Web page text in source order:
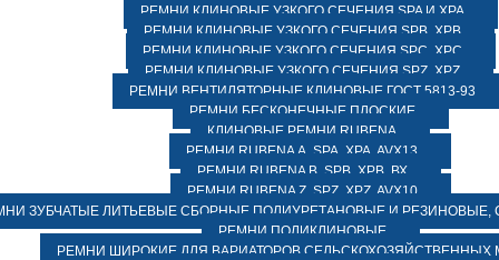
РЕМНИ КЛИНОВЫЕ УЗКОГО СЕЧЕНИЯ SPA И XPA
РЕМНИ КЛИНОВЫЕ УЗКОГО СЕЧЕНИЯ SPB, XPB
РЕМНИ КЛИНОВЫЕ УЗКОГО СЕЧЕНИЯ SPC, XPC
РЕМНИ КЛИНОВЫЕ УЗКОГО СЕЧЕНИЯ SPZ, XPZ
РЕМНИ ВЕНТИЛЯТОРНЫЕ КЛИНОВЫЕ ГОСТ 5813-93
РЕМНИ БЕСКОНЕЧНЫЕ ПЛОСКИЕ
КЛИНОВЫЕ РЕМНИ RUBENA
РЕМНИ RUBENA А, SPA, XPA, AVX13
РЕМНИ RUBENA В, SPВ, ХPВ, ВХ
РЕМНИ RUBENA Z, SPZ, XPZ, AVX10
ЗУБЧАТЫЕ ЛИТЬЕВЫЕ СБОРНЫЕ ПОЛИУРЕТАНОВЫЕ И РЕЗИНОВЫЕ,
РЕМНИ ПОЛИКЛИНОВЫЕ
РЕМНИ ШИРОКИЕ ДЛЯ ВАРИАТОРОВ СЕЛЬСКОХОЗЯЙСТВЕННЫХ